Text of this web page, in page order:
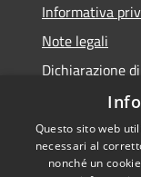
Informativa
Note legali
Dichiarazione
Questo sito web
necessari al
nonché un